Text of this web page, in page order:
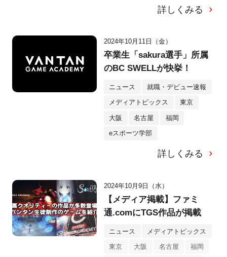
詳しくみる
2024年10月11日（金）
卒業生「sakura選手」所属
のBC SWELLが快挙！
ニュース 就職・デビュー速報
メディアトピックス 東京
大阪 名古屋 福岡
eスポーツ学部
詳しくみる
2024年10月9日（水）
【メディア掲載】ファミ
通.comにTGS作品が掲載
ニュース メディアトピックス
東京 大阪 名古屋 福岡